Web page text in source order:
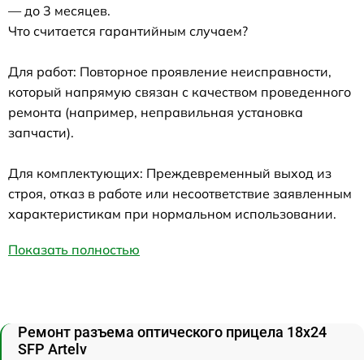
— до 3 месяцев.
Что считается гарантийным случаем?
Для работ: Повторное проявление неисправности,
который напрямую связан с качеством проведенного
ремонта (например, неправильная установка
запчасти).
Для комплектующих: Преждевременный выход из
строя, отказ в работе или несоответствие заявленным
характеристикам при нормальном использовании.
Показать полностью
Ремонт разъема оптического прицела 18x24
SFP Artelv